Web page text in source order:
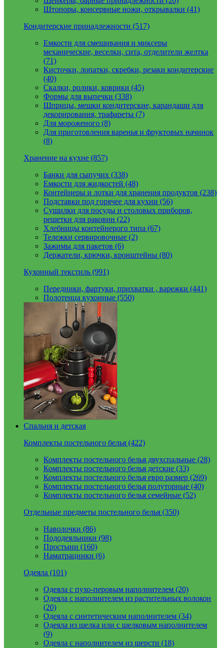
Штопоры, консервные ножи, открывалки (41)
Кондитерские принадлежности (517)
Емкости для смешивания и миксеры
механические, веселки, сита, отделители желтка
(71)
Кисточки, лопатки, скребки, резаки кондитерские
(40)
Скалки, ролики, коврики (45)
Формы для выпечки (338)
Шприцы, мешки кондитерские, карандаши для
декорирования, трафареты (7)
Для мороженого (8)
Для приготовления варенья и фруктовых начинок
(8)
Хранение на кухне (857)
Банки для сыпучих (338)
Емкости для жидкостей (48)
Контейнеры и лотки для хранения продуктов (238)
Подставки под горячее для кухни (56)
Сушилки для посуды и столовых приборов,
решетки для раковин (22)
Хлебницы контейнерого типа (67)
Тележки сервировочные (2)
Зажимы для пакетов (6)
Держатели, крючки, кронштейны (80)
Кухонный текстиль (991)
Передники, фартуки, прихватки , варежки (441)
Полотенца кухонные (550)
Спальня и детская
Комплекты постельного белья (422)
Комплекты постельного белья двухспальные (28)
Комплекты постельного белья детские (33)
Комплекты постельного белья евро размер (269)
Комплекты постельного белья полуторные (40)
Комплекты постельного белья семейные (52)
Отдельные предметы постельного белья (350)
Наволочки (86)
Пододеяльники (98)
Простыни (160)
Наматрацники (6)
Одеяла (101)
Одеяла с пухо-перовым наполнителем (20)
Одеяла с наполнителем из растительных волокон
(20)
Одеяла с синтетическим наполнителем (34)
Одеяла из шелка или с шелковым наполнителем
(9)
Одеяла с наполнителем из шерсти (18)